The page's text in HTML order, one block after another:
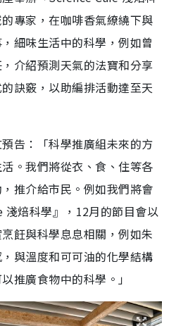
專家，在咖啡香氣繚繞下與
細味生活中的科學，例如曾
介紹預測天氣的法寶和分享
訣竅，以助編排活動達至天
告：「科學推廣組未來的方
。我們將從衣、食、住等各
推介給市民。例如我們將會
焙科學』，12月的節目會以
飪與科學息息相關，例如朱
與溫度和可可油的化學結構
推廣食物中的科學。」